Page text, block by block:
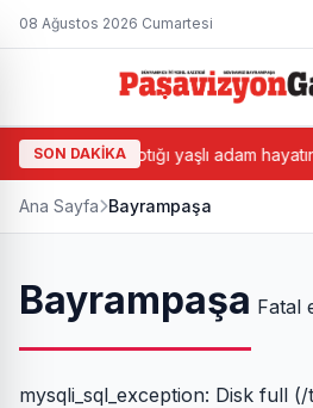
08 Ağustos 2026 Cumartesi
SON DAKİKA
Kamyonun çarptığı yaşlı adam
Ana Sayfa Bayrampaşa
Bayrampaşa Fatal
mysqli_sql_exception: Disk full